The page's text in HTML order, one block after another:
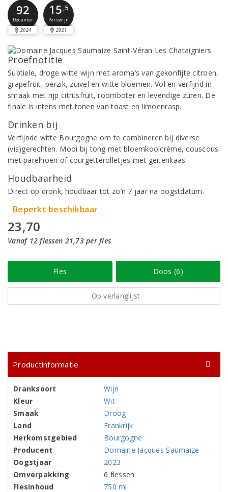
92
Decanter
2024
15 ,5
Perswijn
2021
Proefnotitie
Subtiele, droge witte wijn met aroma’s van gekonfijte citroen,
grapefruit, perzik, zuivel en witte bloemen. Vol en verfijnd in
smaak met rijp citrusfruit, roomboter en levendige zuren. De
finale is intens met tonen van toast en limoenrasp.
Drinken bij
Verfijnde witte Bourgogne om te combineren bij diverse
(vis)gerechten. Mooi bij tong met bloemkoolcrème, couscous
met parelhoen of courgetterolletjes met geitenkaas.
Houdbaarheid
Direct op dronk; houdbaar tot zo’n 7 jaar na oogstdatum.
Beperkt beschikbaar
23,70
Vanaf 12 flessen 21,73 per fles
Fles Doos (6)
Op verlanglijst
Productinformatie
Dranksoort
Wijn
Kleur
Wit
Smaak
Droog
Land
Frankrijk
Herkomstgebied
Bourgogne
Producent
Domaine Jacques Saumaize
Oogstjaar
2023
Omverpakking
6 flessen
Flesinhoud
750 ml